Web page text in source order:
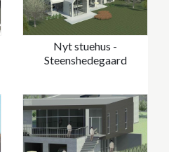
Nyt stuehus -
Steenshedegaard